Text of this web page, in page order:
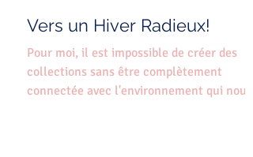
Vers un Hiver Radieux!
Pour moi, il est impossible de créer des
collections sans être complètement
connectée avec l'environnement qui nous